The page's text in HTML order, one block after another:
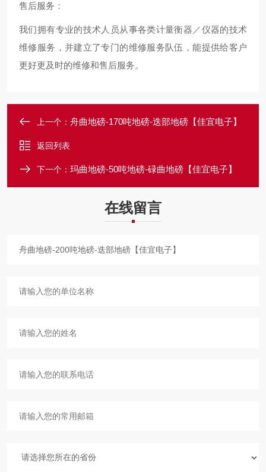
售后服务：
我们拥有专业的技术人员从事各类计量衡器／仪器的技术
维修服务，并建立了专门的维修服务队伍，能提供给客户
更好更及时的维修和售后服务。
上一个： 舟曲地磅-170吨地磅-迭部地磅【佳宜电子】
返回列表
下一个： 玛曲地磅-50吨地磅-碌曲地磅【佳宜电子】
在线留言